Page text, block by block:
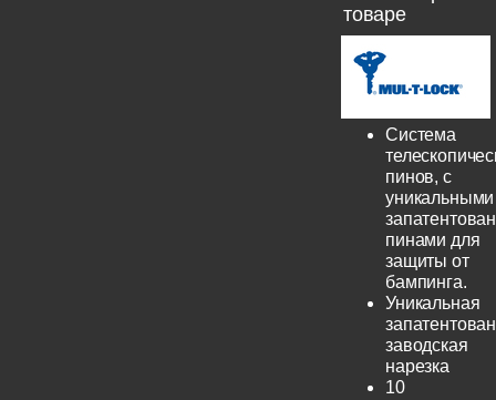
товаре
Система
пинов, с
уникальными
пинами для
защиты от
бампинга.
Уникальная
заводская
нарезка
10